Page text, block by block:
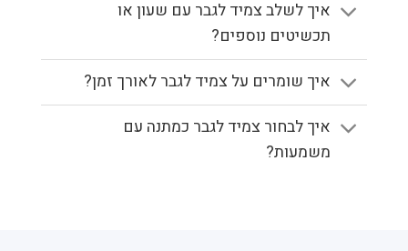
איך לשלב צמיד לגבר עם שעון או
תכשיטים נוספים?
איך שומרים על צמיד לגבר לאורך זמן?
איך לבחור צמיד לגבר כמתנה עם
משמעות?